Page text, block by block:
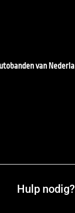
van
Hulp